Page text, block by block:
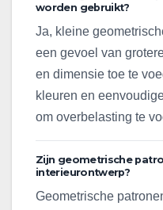
worden gebruikt?
Ja, kleine
een gevoel van
en dimensie toe te
kleuren en
om overbelasting te
Zijn geometrische
interieurontwerp?
Geometrische